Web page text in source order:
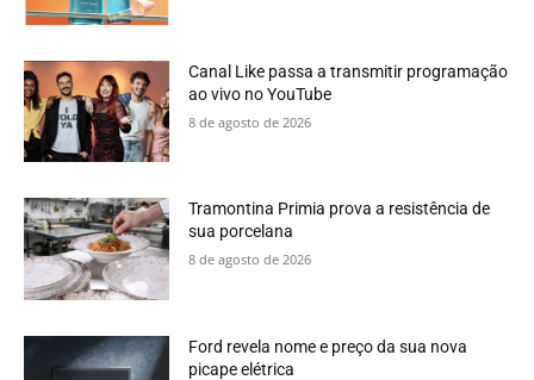
Canal Like passa a transmitir programação
ao vivo no YouTube
8 de agosto de 2026
Tramontina Primia prova a resistência de
sua porcelana
8 de agosto de 2026
Ford revela nome e preço da sua nova
picape elétrica